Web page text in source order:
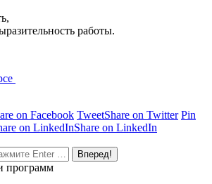
работы.
on Facebook TweetShare on Twitter Pin
on LinkedInShare on LinkedIn
программ